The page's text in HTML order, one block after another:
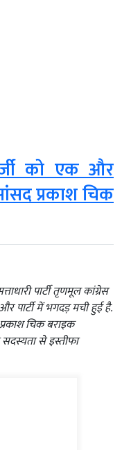
को एक और
प्रकाश चिक
पार्टी तृणमूल कांग्रेस
पार्टी में भगदड़ मची हुई है.
चिक बराइक
से इस्तीफा